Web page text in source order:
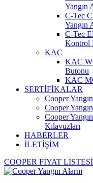
Yangın
C-Tec
Yangın
C-Tec
Kontrol
KAC
KAC
Butonu
KAC
SERTİFİKALAR
Cooper
Cooper
Cooper
Kılavuzları
HABERLER
İLETİŞİM
COOPER FİYAT LİSTESİ